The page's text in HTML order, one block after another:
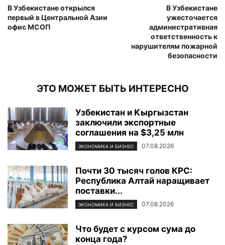
В Узбекистане открылся
первый в Центральной Азии
офис МСОП
В Узбекистане
ужесточается
административная
ответственность к
нарушителям пожарной
безопасности
ЭТО МОЖЕТ БЫТЬ ИНТЕРЕСНО
Узбекистан и Кыргызстан
заключили экспортные
соглашения на $3,25 млн
ЭКОНОМИКА И БИЗНЕС 07.08.2026
Почти 30 тысяч голов КРС:
Республика Алтай наращивает
поставки...
ЭКОНОМИКА И БИЗНЕС 07.08.2026
Что будет с курсом сума до
конца года?